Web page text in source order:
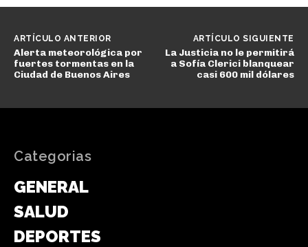
ARTÍCULO ANTERIOR
Alerta meteorológica por
fuertes tormentas en la
Ciudad de Buenos Aires
ARTÍCULO SIGUIENTE
La Justicia no le permitirá
a Sofía Clerici blanquear
casi 600 mil dólares
Categorias
GENERAL
SALUD
DEPORTES